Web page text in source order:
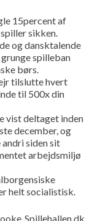
15percent af
sikken.
og dansktalende
spilleban
børs.
tilslutte hvert
til 500x din
vist deltaget inden
december, og
siden sit
arbejdsmiljø
helt socialistisk.
Spillehallen.dk